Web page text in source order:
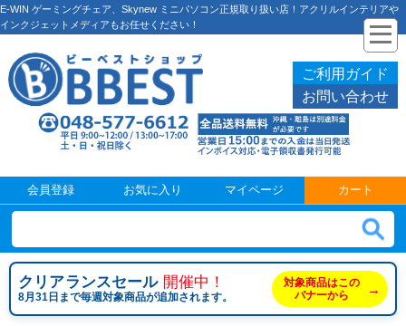
E-WIN ゲーミングチェア、Skynew ミニパソコン正規取り扱い店！アクリルインテリアや
インクジェットメディアもお任せください！
ご利用ガイド
お問い合わせ
会員登録 お気に入り マイページ カート
クリアランスセール 開催中！
8月31日まで毎週対象商品が追加されます。
対象商品はこの
バナーから
→